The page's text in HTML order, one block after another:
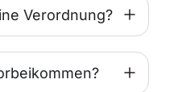
Verordnung?